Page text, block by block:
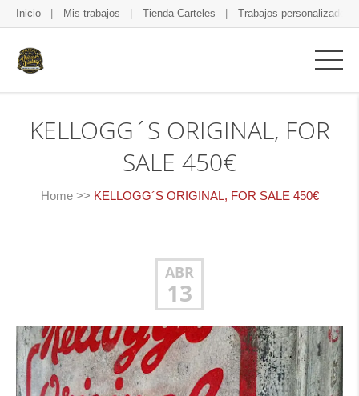
Inicio Mis trabajos Tienda Carteles Trabajos personalizados
KELLOGG´S ORIGINAL, FOR
SALE 450€
Home >> KELLOGG´S ORIGINAL, FOR SALE 450€
ABR
13